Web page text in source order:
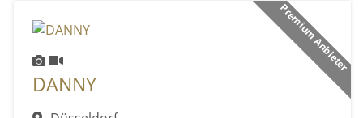
Premium Anbieter
DANNY